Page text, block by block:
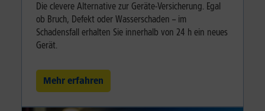
Die clevere Alternative zur Geräte-Versicherung. Egal
ob Bruch, Defekt oder Wasserschaden – im
Schadensfall erhalten Sie innerhalb von 24 h ein neues
Gerät.
Mehr erfahren